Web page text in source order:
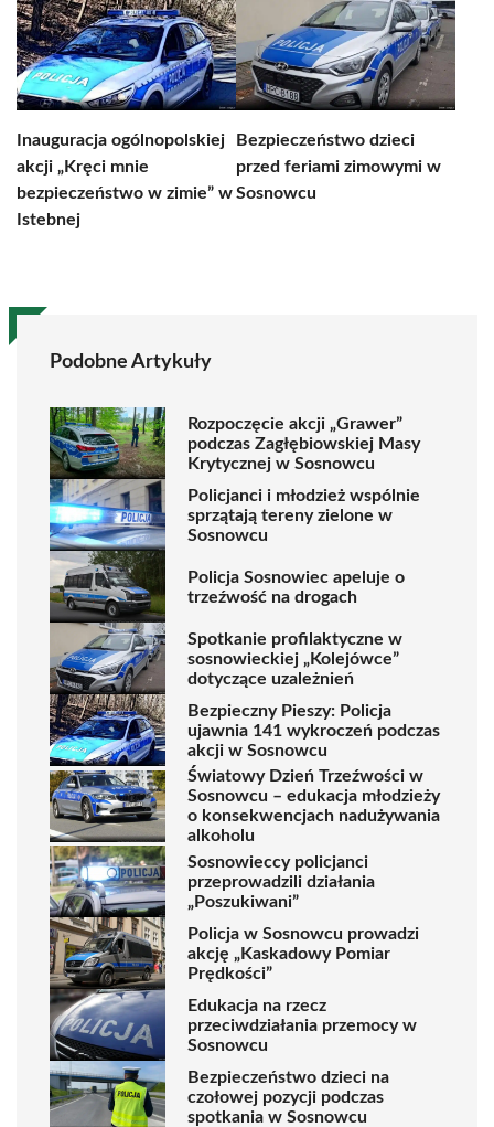
Inauguracja ogólnopolskiej
akcji „Kręci mnie
bezpieczeństwo w zimie” w
Istebnej
Bezpieczeństwo dzieci
przed feriami zimowymi w
Sosnowcu
Podobne Artykuły
Rozpoczęcie akcji „Grawer”
podczas Zagłębiowskiej Masy
Krytycznej w Sosnowcu
Policjanci i młodzież wspólnie
sprzątają tereny zielone w
Sosnowcu
Policja Sosnowiec apeluje o
trzeźwość na drogach
Spotkanie profilaktyczne w
sosnowieckiej „Kolejówce”
dotyczące uzależnień
Bezpieczny Pieszy: Policja
ujawnia 141 wykroczeń podczas
akcji w Sosnowcu
Światowy Dzień Trzeźwości w
Sosnowcu – edukacja młodzieży
o konsekwencjach nadużywania
alkoholu
Sosnowieccy policjanci
przeprowadzili działania
„Poszukiwani”
Policja w Sosnowcu prowadzi
akcję „Kaskadowy Pomiar
Prędkości”
Edukacja na rzecz
przeciwdziałania przemocy w
Sosnowcu
Bezpieczeństwo dzieci na
czołowej pozycji podczas
spotkania w Sosnowcu